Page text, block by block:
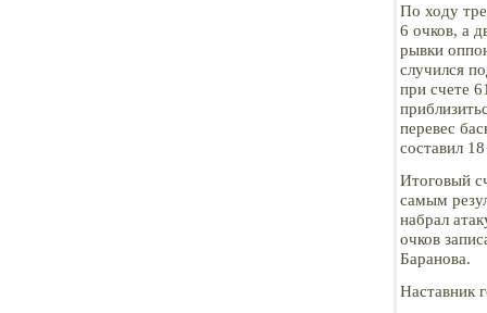
По ходу
6 очков, а
рывки
случился
при счете
перевес
составил
Итоговый
самым
набрал
очков
Баранова.
Наставник